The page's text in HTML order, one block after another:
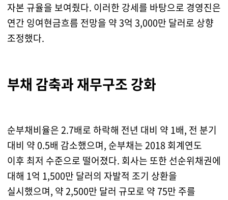
자본 규율을 보여줬다. 이러한 강세를 바탕으로 경영진은
연간 잉여현금흐름 전망을 약 3억 3,000만 달러로 상향
조정했다.
부채 감축과 재무구조 강화
순부채비율은 2.7배로 하락해 전년 대비 약 1배, 전 분기
대비 약 0.5배 감소했으며, 순부채는 2018 회계연도
이후 최저 수준으로 떨어졌다. 회사는 또한 선순위채권에
대해 1억 1,500만 달러의 자발적 조기 상환을
실시했으며, 약 2,500만 달러 규모로 약 75만 주를